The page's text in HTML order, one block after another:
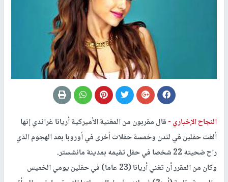
النجاح الإخباري -قال مقربون من المغنية الأميركية أريانا غراندي إنها
ألغت حفلين في لندن وخمسة حفلات أخرى في أوروبا بعد الهجوم الذي
راح ضحيته 22 شخصا في حفل تقيمه بمدينة مانشستر.
وكان من المقرر أن تغني أريانا (23 عاما) في حفلين يومي الخميس